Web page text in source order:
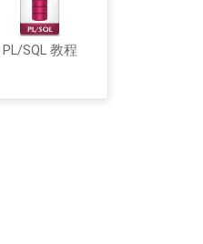
PL/SQL 教程